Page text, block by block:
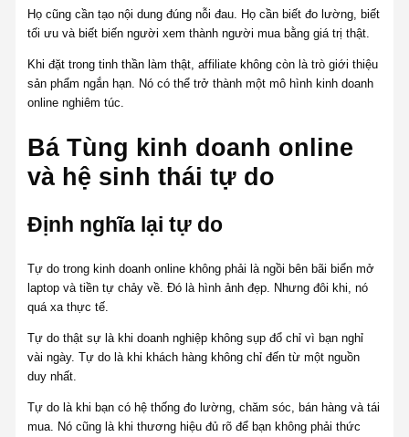
Họ cũng cần tạo nội dung đúng nỗi đau. Họ cần biết đo lường, biết
tối ưu và biết biến người xem thành người mua bằng giá trị thật.
Khi đặt trong tinh thần làm thật, affiliate không còn là trò giới thiệu
sản phẩm ngắn hạn. Nó có thể trở thành một mô hình kinh doanh
online nghiêm túc.
Bá Tùng kinh doanh online
và hệ sinh thái tự do
Định nghĩa lại tự do
Tự do trong kinh doanh online không phải là ngồi bên bãi biển mở
laptop và tiền tự chảy về. Đó là hình ảnh đẹp. Nhưng đôi khi, nó
quá xa thực tế.
Tự do thật sự là khi doanh nghiệp không sụp đổ chỉ vì bạn nghỉ
vài ngày. Tự do là khi khách hàng không chỉ đến từ một nguồn
duy nhất.
Tự do là khi bạn có hệ thống đo lường, chăm sóc, bán hàng và tái
mua. Nó cũng là khi thương hiệu đủ rõ để bạn không phải thức